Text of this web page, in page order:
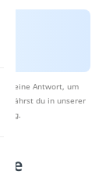
deine Antwort, um
erfährst du in unserer
.